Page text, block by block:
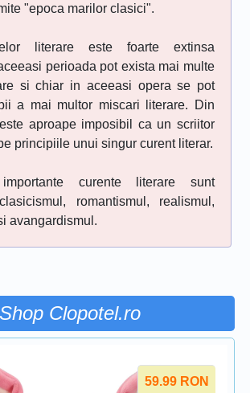
"epoca marilor clasici".
literare este foarte extinsa
perioada pot exista mai multe
si chiar in aceeasi opera se pot
a mai multor miscari literare. Din
aproape imposibil ca un scriitor
principiile unui singur curent literar.
curente literare sunt
romantismul, realismul,
avangardismul.
Shop Clopotel.ro
59.99 RON